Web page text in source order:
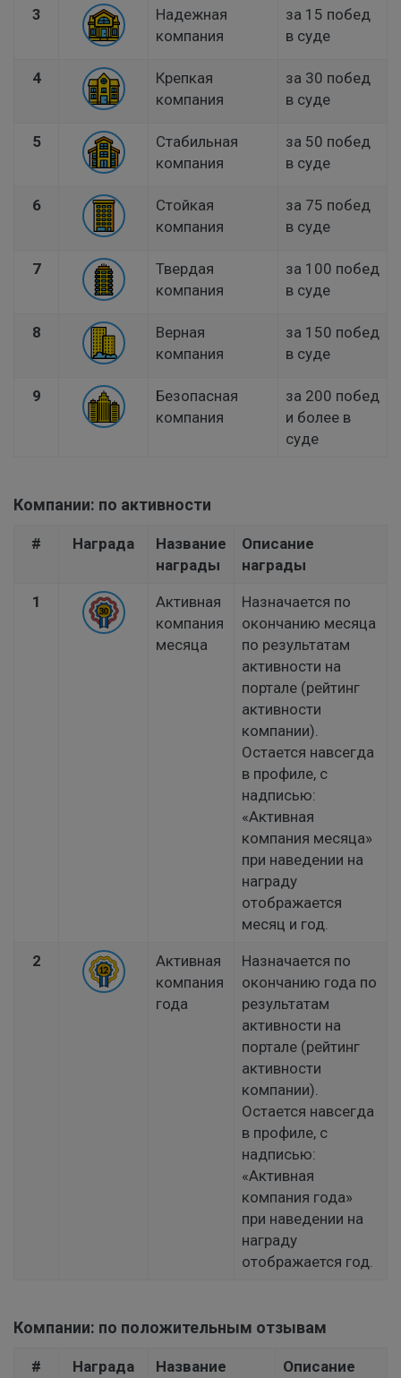
3
Надежная
компания
за 15 побед
в суде
4
Крепкая
компания
за 30 побед
в суде
5
Стабильная
компания
за 50 побед
в суде
6
Стойкая
компания
за 75 побед
в суде
7
Твердая
компания
за 100 побед
в суде
8
Верная
компания
за 150 побед
в суде
9
Безопасная
компания
за 200 побед
и более в
суде
Компании: по активности
# Награда
Название
награды
Описание
награды
1
Активная
компания
месяца
Назначается по
окончанию месяца
по результатам
активности на
портале (рейтинг
активности
компании).
Остается навсегда
в профиле, с
надписью:
«Активная
компания месяца»
при наведении на
награду
отображается
месяц и год.
2
Активная
компания
года
Назначается по
окончанию года по
результатам
активности на
портале (рейтинг
активности
компании).
Остается навсегда
в профиле, с
надписью:
«Активная
компания года»
при наведении на
награду
отображается год.
Компании: по положительным отзывам
# Награда
Название
Описание